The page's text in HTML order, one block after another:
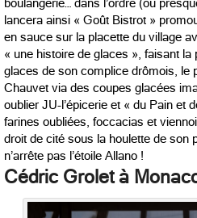
boulangerie… dans l’ordre (ou
lancera ainsi « Goût Bistrot »
en sauce sur la placette du village
« une histoire de glaces », faisant
glaces de son complice drômois, le
Chauvet via des coupes glacées
oublier JU-l’épicerie et « du Pain et
farines oubliées, foccacias et
droit de cité sous la houlette de son
n’arrête pas l’étoile Allano !
Cédric Grolet à